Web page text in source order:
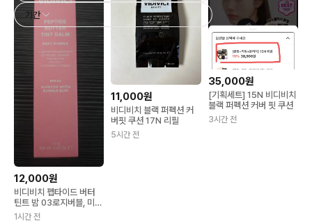
기간
12,000원
비디비치 펩타이드 버터
틴트 밤 03로지버블, 미니
파우치
1시간 전
11,000원
비디비치 블랙 퍼펙션 커
버핏 쿠션 17N 리필
5시간 전
35,000원
[기획세트] 15N 비디비치
블랙 퍼펙션 커버 핏 쿠션
3시간 전